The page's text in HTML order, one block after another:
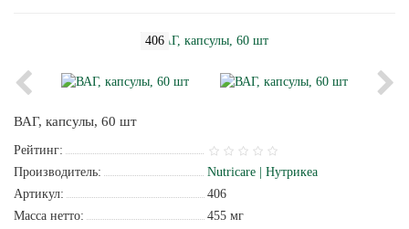
406
ВАГ, капсулы, 60 шт
Рейтинг:
Производитель:
Nutricare | Нутрикеа
Артикул:
406
Масса нетто:
455 мг